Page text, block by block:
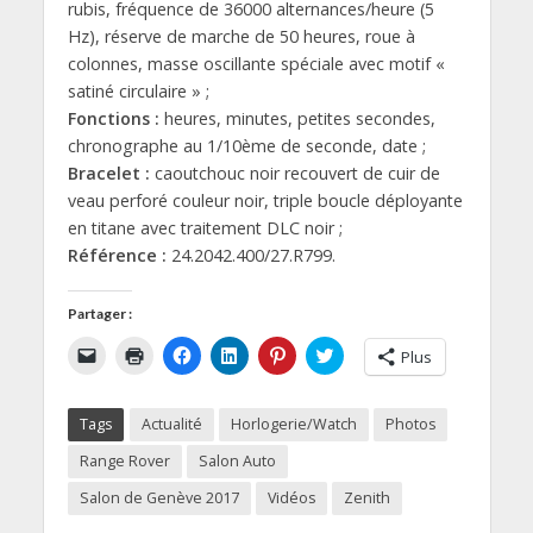
rubis, fréquence de 36000 alternances/heure (5
Hz), réserve de marche de 50 heures, roue à
colonnes, masse oscillante spéciale avec motif «
satiné circulaire » ;
Fonctions : heures, minutes, petites secondes,
chronographe au 1/10ème de seconde, date ;
Bracelet : caoutchouc noir recouvert de cuir de
veau perforé couleur noir, triple boucle déployante
en titane avec traitement DLC noir ;
Référence : 24.2042.400/27.R799.
Partager :
u
e
r
p
u
r
u
e
p
u
r
C
l
u
e
p
u
r
C
l
u
e
p
C
l
u
e
u
r
C
l
u
e
Plus
Tags Actualité Horlogerie/Watch
Photos
Range Rover
Salon Auto
Salon de Genève 2017
Vidéos Zenith